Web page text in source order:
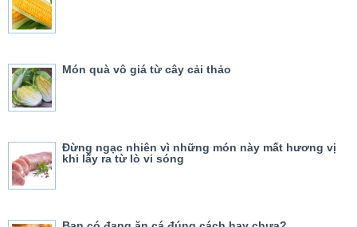
Món quà vô giá từ cây cải thảo
Đừng ngạc nhiên vì những món này mất hương vị
khi lấy ra từ lò vi sóng